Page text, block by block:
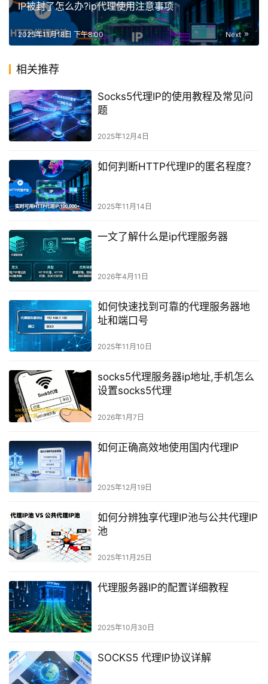
IP被封了怎么办?ip代理使用注意事项
Next
2025年11月18日 下午8:00
相关推荐
Socks5代理IP的使用教程及常见问
题
2025年12月4日
如何判断HTTP代理IP的匿名程度？
2025年11月14日
一文了解什么是ip代理服务器
2026年4月11日
如何快速找到可靠的代理服务器地
址和端口号
2025年11月10日
socks5代理服务器ip地址,手机怎么
设置socks5代理
2026年1月7日
如何正确高效地使用国内代理IP
2025年12月19日
如何分辨独享代理IP池与公共代理IP
池
2025年11月25日
代理服务器IP的配置详细教程
2025年10月30日
SOCKS5 代理IP协议详解